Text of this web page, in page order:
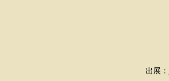
出展：